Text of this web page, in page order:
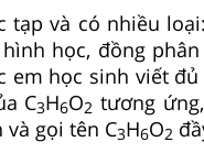
và có nhiều
học, đồng
em học sinh viết
C3H6O2 tương
gọi tên C3H6O2